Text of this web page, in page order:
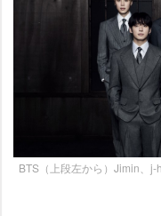
BTS（上段左から）Jimin、j-